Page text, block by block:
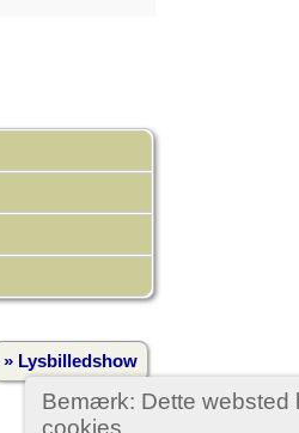
Bemærk: Dette websted
cookies.
» Lysbilledshow